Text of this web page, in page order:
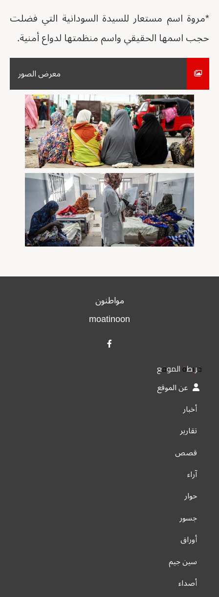
*مروة اسم مستعار للسيدة السودانية التي فضلت
حجب اسمها الحقيقي واسم منظمتها لدواع أمنية.
معرض الصور
مواطنون
moatinoon
خريطة الموقع
عن الموقع
أخبار
تقارير
قصص
آراء
حوار
جسور
أوراق
سين جيم
أصداء